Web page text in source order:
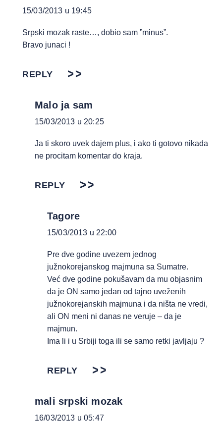
15/03/2013 u 19:45
Srpski mozak raste…, dobio sam ”minus”.
Bravo junaci !
REPLY
Malo ja sam
15/03/2013 u 20:25
Ja ti skoro uvek dajem plus, i ako ti gotovo nikada
ne procitam komentar do kraja.
REPLY
Tagore
15/03/2013 u 22:00
Pre dve godine uvezem jednog
južnokorejanskog majmuna sa Sumatre.
Već dve godine pokušavam da mu objasnim
da je ON samo jedan od tajno uveženih
južnokorejanskih majmuna i da ništa ne vredi,
ali ON meni ni danas ne veruje – da je
majmun.
Ima li i u Srbiji toga ili se samo retki javljaju ?
REPLY
mali srpski mozak
16/03/2013 u 05:47